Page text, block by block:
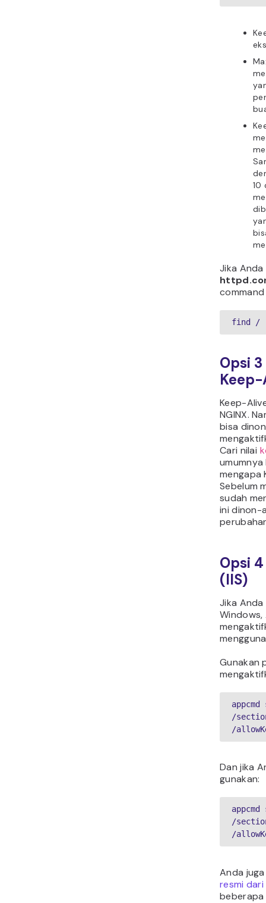
10
Jika
command
find / -
Opsi
Keep-
Keep-
NGINX.
bisa
Cari nilai
umumnya
mengapa
Sebelum
sudah
ini dinon-
Opsi
(IIS)
Jika
Windows,
Gunakan
/
/
Dan jika
gunakan:
/
/
Anda
resmi
beberapa